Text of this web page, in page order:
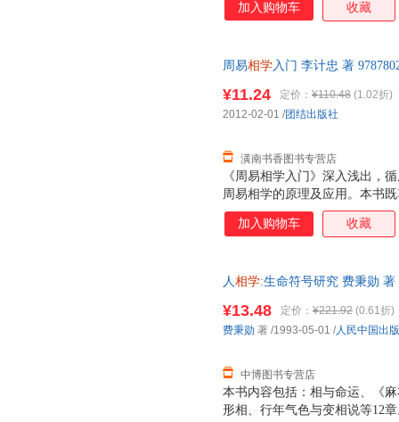
加入购物车 收藏
周易相学入门 李计忠 著
《周易相学入门》深入浅出，
周易相学的原理及应用。本书
学知识的读者阅读。
¥11.24 定价： ¥110.48 (1.02折)
潢南书香图书专营店
2012-02-01 /团结出版社
加入购物车 收藏
人相学:生命符号研究 费秉勋 著
本书内容包括：相与命运、《
形相、行年气色与变相说等12
¥13.48 定价： ¥221.92 (0.61折)
中博图书专营店
费秉勋 著 /1993-05-01 /人民中国出